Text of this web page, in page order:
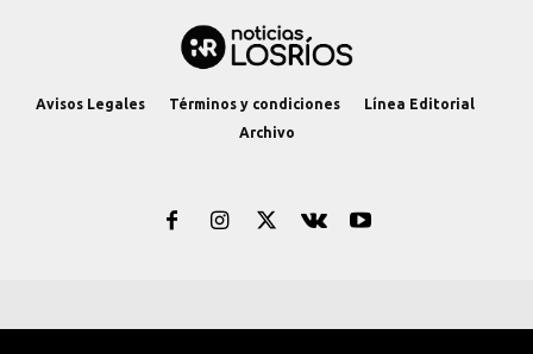
Avisos Legales Términos y condiciones
Línea Editorial
Archivo